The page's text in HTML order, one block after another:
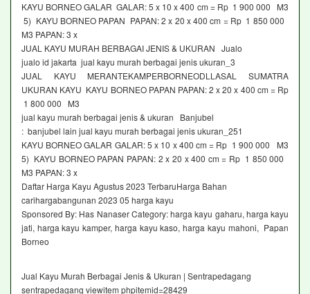
KAYU BORNEO GALAR GALAR: 5 x 10 x 400 cm = Rp 1 900 000 M3
5) KAYU BORNEO PAPAN PAPAN: 2 x 20 x 400 cm = Rp 1 850 000
M3 PAPAN: 3 x
JUAL KAYU MURAH BERBAGAI JENIS & UKURAN Jualo
jualo id jakarta jual kayu murah berbagai jenis ukuran_3
JUAL KAYU MERANTEKAMPERBORNEODLLASAL SUMATRA
UKURAN KAYU KAYU BORNEO PAPAN PAPAN: 2 x 20 x 400 cm = Rp
1 800 000 M3
jual kayu murah berbagai jenis & ukuran Banjubel
: banjubel lain jual kayu murah berbagai jenis ukuran_251
KAYU BORNEO GALAR GALAR: 5 x 10 x 400 cm = Rp 1 900 000 M3
5) KAYU BORNEO PAPAN PAPAN: 2 x 20 x 400 cm = Rp 1 850 000
M3 PAPAN: 3 x
Daftar Harga Kayu Agustus 2023 TerbaruHarga Bahan
carihargabangunan 2023 05 harga kayu
Sponsored By: Has Nanaser Category: harga kayu gaharu, harga kayu
jati, harga kayu kamper, harga kayu kaso, harga kayu mahoni, Papan
Borneo
Jual Kayu Murah Berbagai Jenis & Ukuran | Sentrapedagang
sentrapedagang viewitem phpitemid=28429